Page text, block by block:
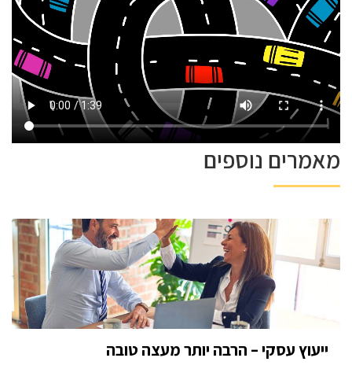
מאמרים נוספים
ייעוץ עסקי – הרבה יותר מעצה טובה